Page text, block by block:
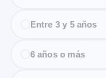
Entre 3 y 5 años
6 años o más